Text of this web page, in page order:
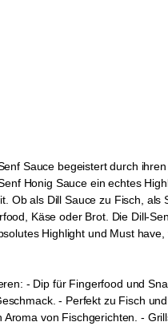
Sauce begeistert durch
Honig Sauce ein echtes
als Dill Sauce zu Fisch,
Käse oder Brot. Die Dill-
Highlight und Must
- Dip für Fingerfood und
- Perfekt zu Fisch
von Fischgerichten. -